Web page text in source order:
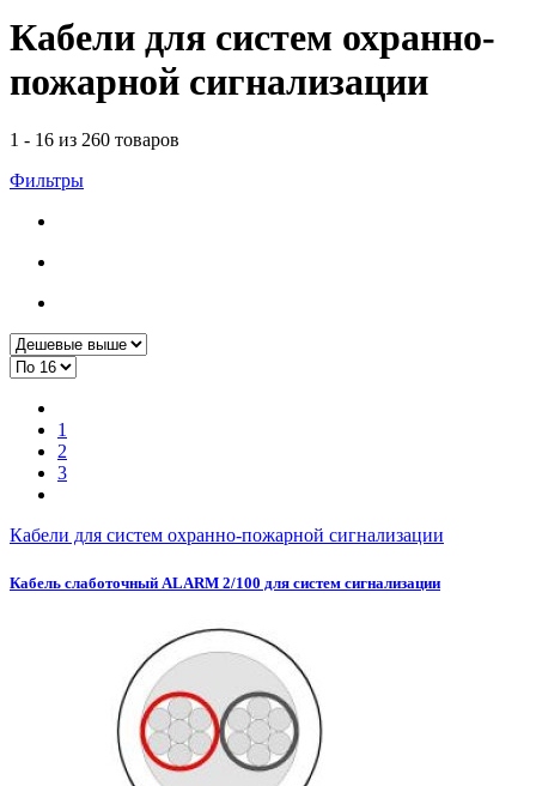
Кабели для систем охранно-
пожарной сигнализации
1 - 16 из 260 товаров
Фильтры
1
2
3
Кабели для систем охранно-пожарной сигнализации
Кабель слаботочный ALARM 2/100 для систем сигнализации